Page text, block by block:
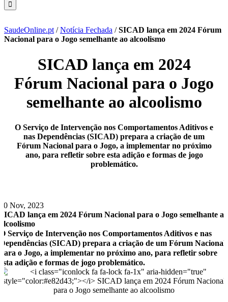
SaudeOnline.pt /Notícia Fechada /SICAD lança em 2024 Fórum
Nacional para o Jogo semelhante ao alcoolismo
SICAD lança em 2024
Fórum Nacional para o Jogo
semelhante ao alcoolismo
O Serviço de Intervenção nos Comportamentos Aditivos e
nas Dependências (SICAD) prepara a criação de um
Fórum Nacional para o Jogo, a implementar no próximo
ano, para refletir sobre esta adição e formas de jogo
problemático.
20 Nov, 2023
SICAD lança em 2024 Fórum Nacional para o Jogo semelhante ao
alcoolismo
O Serviço de Intervenção nos Comportamentos Aditivos e nas
Dependências (SICAD) prepara a criação de um Fórum Nacional
para o Jogo, a implementar no próximo ano, para refletir sobre
esta adição e formas de jogo problemático.